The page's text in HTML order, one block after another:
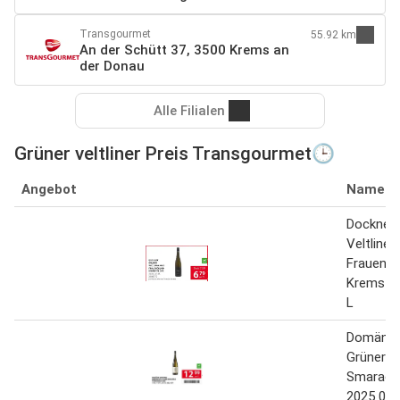
Transgourmet
An der Schütt 37, 3500 Krems an
der Donau
55.92 km
Alle Filialen
Grüner veltliner Preis Transgourmet🕒
Angebot Name
Dockner
Veltliner
L
Domäne
Grüner
2025